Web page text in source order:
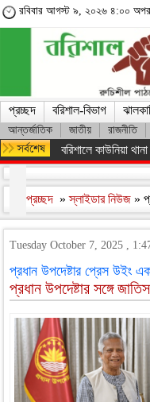
রবিবার আগস্ট ৯, ২০২৬ ৪:০০
প্রচ্ছদ বরিশাল-বিভাগ
আন্তর্জাতিক জাতীয় রাজনীতি
বরিশাল সাংবাদিক
প্রচ্ছদ »স্লাইডার নিউজ »
Tuesday October 7, 2025 ,
প্রধান উপদেষ্টার প্রেস উইং
প্রধান উপদেষ্টার সঙ্গে